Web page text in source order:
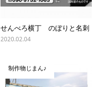
せんべろ横丁 のぼりと名刺
2020.02.04
制作物じまん♪